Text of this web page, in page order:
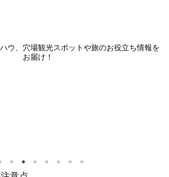
ウ、穴場観光スポットや旅のお役立ち情報を
お届け！